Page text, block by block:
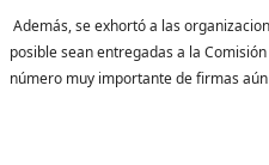
Además, se exhortó a las
posible sean entregadas a la
número muy importante de firmas